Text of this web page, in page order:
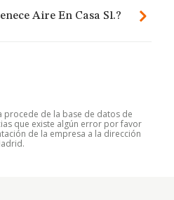
Aire En Casa Sl.?
procede de la base de datos de
que existe algún error por favor
de la empresa a la dirección